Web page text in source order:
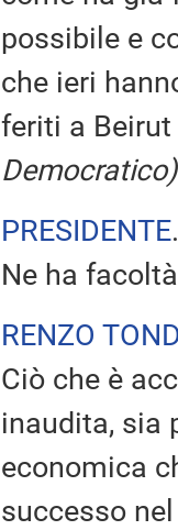
possibile e
che ieri
feriti a Beirut
Democratico)
PRESIDENTE
Ne ha
RENZO
Ciò che è
inaudita, sia
economica
successo